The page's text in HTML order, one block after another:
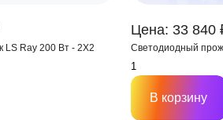
Светодиодный светильник LS Ray 200 Вт - 2Х2
Цена: 33 840
Светодиодный
В корзину